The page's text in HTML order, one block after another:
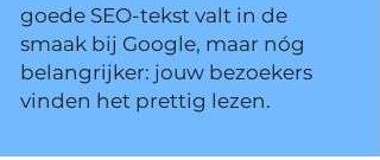
goede SEO-tekst valt in de
smaak bij Google, maar nóg
belangrijker: jouw bezoekers
vinden het prettig lezen.